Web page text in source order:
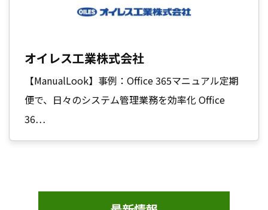
オイレス工業株式会社
【ManualLook】事例：Office 365マニュアル定期
便で、日々のシステム管理業務を効率化 Office
36…